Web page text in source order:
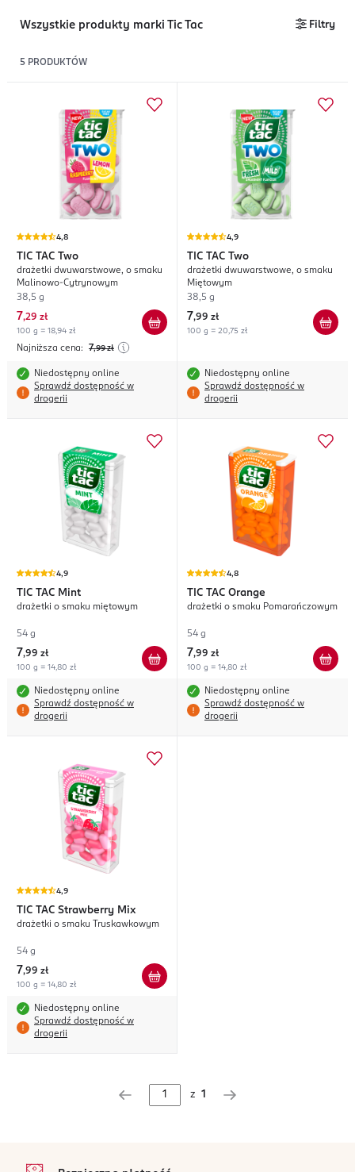
Wszystkie produkty marki Tic Tac Filtry
5 PRODUKTÓW
4,8
TIC TAC Two
drażetki dwuwarstwowe, o smaku
Malinowo-Cytrynowym
38,5 g
7,29 zł
100 g = 18,94 zł
Najniższa cena: 7,99 zł
Niedostępny online
Sprawdź dostępność w
drogerii
4,9
TIC TAC Two
drażetki dwuwarstwowe, o smaku
Miętowym
38,5 g
7,99 zł
100 g = 20,75 zł
Niedostępny online
Sprawdź dostępność w
drogerii
4,9
TIC TAC Mint
drażetki o smaku miętowym
54 g
7,99 zł
100 g = 14,80 zł
Niedostępny online
Sprawdź dostępność w
drogerii
4,8
TIC TAC Orange
drażetki o smaku Pomarańczowym
54 g
7,99 zł
100 g = 14,80 zł
Niedostępny online
Sprawdź dostępność w
drogerii
4,9
TIC TAC Strawberry Mix
drażetki o smaku Truskawkowym
54 g
7,99 zł
100 g = 14,80 zł
Niedostępny online
Sprawdź dostępność w
drogerii
z 1